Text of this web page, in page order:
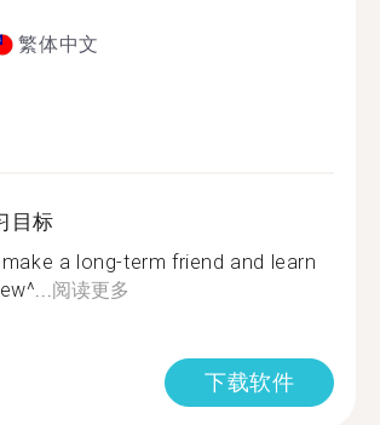
繁体中文
目标
a long-term friend and learn
阅读更多
下载软件